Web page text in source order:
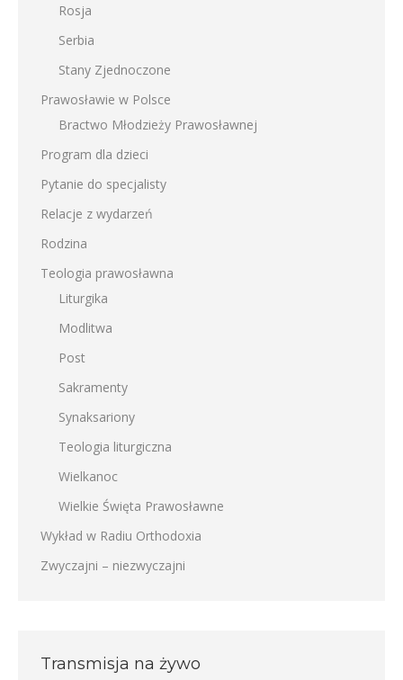
Rosja
Serbia
Stany Zjednoczone
Prawosławie w Polsce
Bractwo Młodzieży Prawosławnej
Program dla dzieci
Pytanie do specjalisty
Relacje z wydarzeń
Rodzina
Teologia prawosławna
Liturgika
Modlitwa
Post
Sakramenty
Synaksariony
Teologia liturgiczna
Wielkanoc
Wielkie Święta Prawosławne
Wykład w Radiu Orthodoxia
Zwyczajni – niezwyczajni
Transmisja na żywo